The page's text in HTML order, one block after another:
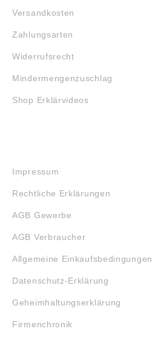
Versandkosten
Zahlungsarten
Widerrufsrecht
Mindermengenzuschlag
Shop Erklärvideos
Impressum
Rechtliche Erklärungen
AGB Gewerbe
AGB Verbraucher
Allgemeine Einkaufsbedingungen
Datenschutz-Erklärung
Geheimhaltungserklärung
Firmenchronik